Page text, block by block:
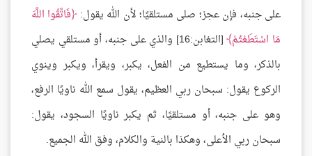
على جنبه، فإن عجز؛ صلى مستلقيًا؛ لأن الله يقول: فَاتَّقُوا اللَّهَ
مَا اسْتَطَعْتُمْ
[التغابن:16] والذي على جنبه، أو مستلقي يصلي
بالذكر، وما يستطيع من الفعل، يكبر، ويقرأ، ويكبر وينوي
الركوع يقول: سبحان ربي العظيم، يقول سمع الله ناويًا الرفع،
وهو على جنبه، أو مستلقيًا، ثم يكبر ناويًا السجود، يقول:
سبحان ربي الأعلى، وهكذا بالنية والكلام، وفق الله الجميع.